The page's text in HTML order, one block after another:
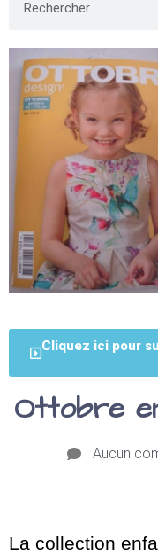
Cliquez ici pour
Ottobre
Aucun
La collection